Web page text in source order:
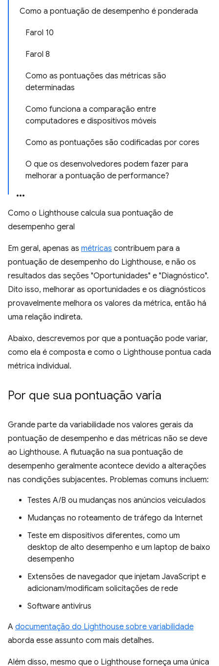
Como a pontuação de desempenho é ponderada
Farol 10
Farol 8
Como as pontuações das métricas são
determinadas
Como funciona a comparação entre
computadores e dispositivos móveis
Como as pontuações são codificadas por cores
O que os desenvolvedores podem fazer para
melhorar a pontuação de performance?
Como o Lighthouse calcula sua pontuação de
desempenho geral
Em geral, apenas as métricas contribuem para a
pontuação de desempenho do Lighthouse, e não os
resultados das seções "Oportunidades" e "Diagnóstico".
Dito isso, melhorar as oportunidades e os diagnósticos
provavelmente melhora os valores da métrica, então há
uma relação indireta.
Abaixo, descrevemos por que a pontuação pode variar,
como ela é composta e como o Lighthouse pontua cada
métrica individual.
Por que sua pontuação varia
Grande parte da variabilidade nos valores gerais da
pontuação de desempenho e das métricas não se deve
ao Lighthouse. A flutuação na sua pontuação de
desempenho geralmente acontece devido a alterações
nas condições subjacentes. Problemas comuns incluem:
Testes A/B ou mudanças nos anúncios veiculados
Mudanças no roteamento de tráfego da Internet
Teste em dispositivos diferentes, como um
desktop de alto desempenho e um laptop de baixo
desempenho
Extensões de navegador que injetam JavaScript e
adicionam/modificam solicitações de rede
Software antivírus
A documentação do Lighthouse sobre variabilidade
aborda esse assunto com mais detalhes.
Além disso, mesmo que o Lighthouse forneça uma única